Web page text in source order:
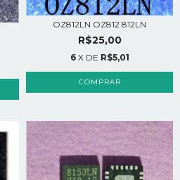
OZ812LN OZ812 812LN
R$25,00
6 X DE R$5,01